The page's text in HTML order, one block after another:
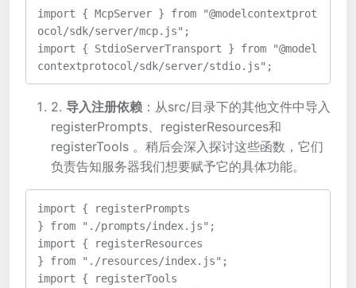
import { McpServer } from "@modelcontextprot
ocol/sdk/server/mcp.js";
import { StdioServerTransport } from "@model
contextprotocol/sdk/server/stdio.js";
2. 导入注册依赖 ：从src/目录下的其他文件中导入
registerPrompts、registerResources和
registerTools 。稍后会深入探讨这些函数，它们
负责告知服务器我们想要赋予它的具体功能。
import { registerPrompts
} from "./prompts/index.js";
import { registerResources
} from "./resources/index.js";
import { registerTools